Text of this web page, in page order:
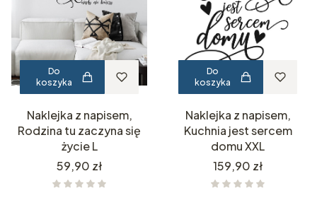
Do
koszyka
Naklejka z napisem,
Rodzina tu zaczyna się
życie L
Cena
59,90 zł
Do
koszyka
Naklejka z napisem,
Kuchnia jest sercem
domu XXL
Cena
159,90 zł